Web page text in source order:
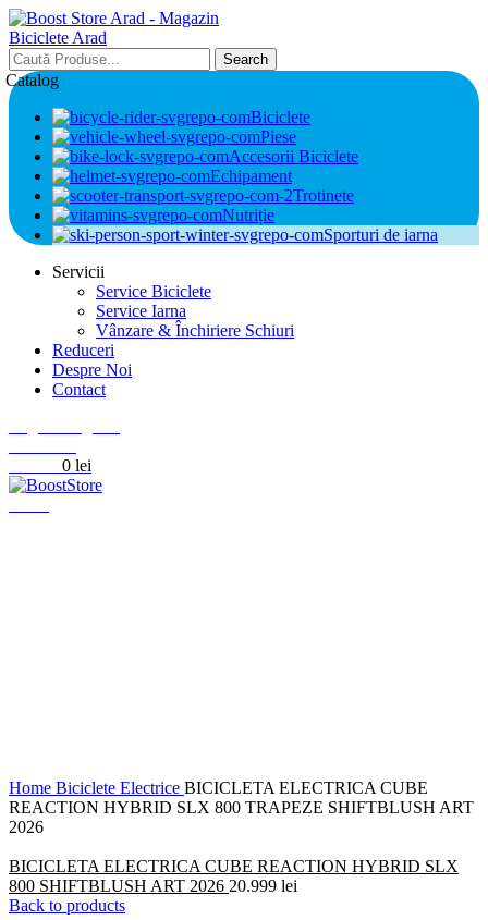
Search
Catalog
Biciclete
Piese
Accesorii Biciclete
Echipament
Trotinete
Nutriție
Sporturi de iarna
Servicii
Service Biciclete
Service Iarna
Vânzare & Închiriere Schiuri
Reduceri
Despre Noi
Contact
0 lei
Home Biciclete Electrice BICICLETA ELECTRICA CUBE
REACTION HYBRID SLX 800 TRAPEZE SHIFTBLUSH ART
2026
BICICLETA ELECTRICA CUBE REACTION HYBRID SLX
800 SHIFTBLUSH ART 2026 20.999 lei
Back to products